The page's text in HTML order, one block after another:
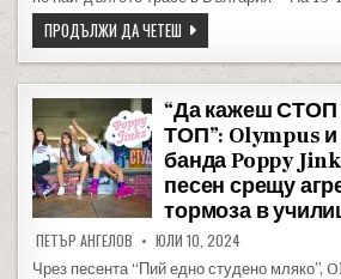
ПРОДЪЛЖИ ДА ЧЕТЕШ ЧЕПЕЛАРЕ ПРИЕМА
“Да кажеш СТОП
ТОП”: Olympus и
банда Poppy
песен срещу
тормоза в
ПЕТЪР АНГЕЛОВ ЮЛИ 10, 2024
Чрез песента “Пий едно студено мляко”,